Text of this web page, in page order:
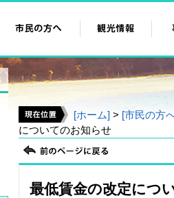
[ホーム] > [市民の方
についてのお知らせ
最低賃金の改定につ